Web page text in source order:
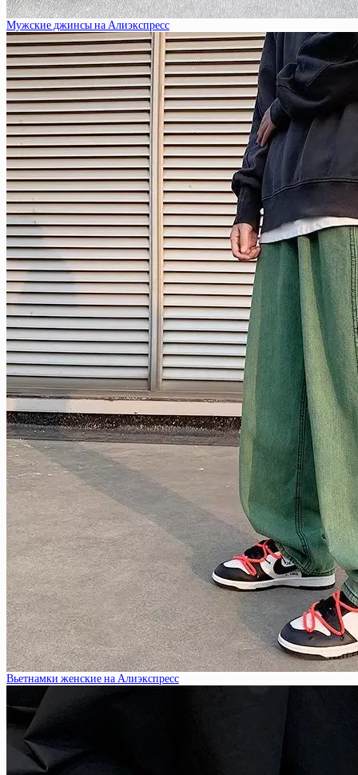
Мужские джинсы на Алиэкспресс
Вьетнамки женские на Алиэкспресс